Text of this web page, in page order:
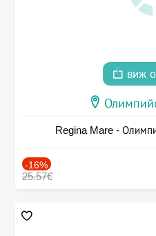
виж
Regina Mare -
-16%
25.57€